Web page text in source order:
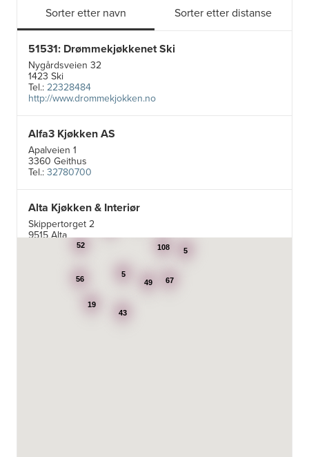
Sorter etter navn Sorter etter distanse
51531: Drømmekjøkkenet Ski
Nygårdsveien 32
1423 Ski
Tel.:22328484
http://www.drommekjokken.no
Alfa3 Kjøkken AS
Apalveien 1
3360 Geithus
Tel.:32780700
Alta Kjøkken & Interiør
Skippertorget 2
9515 Alta
99007242
Aran Scandinavia AS
Stadsing. Dahls gt. 31A
7043 Trondheim
49
108
52
56 67
43
5
5
19